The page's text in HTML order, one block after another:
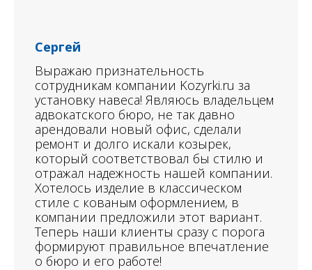
Сергей
Выражаю признательность
сотрудникам компании Kozyrki.ru за
установку навеса! Являюсь владельцем
адвокатского бюро, не так давно
арендовали новый офис, сделали
ремонт и долго искали козырек,
который соответствовал бы стилю и
отражал надежность нашей компании.
Хотелось изделие в классическом
стиле с кованым оформлением, в
компании предложили этот вариант.
Теперь наши клиенты сразу с порога
формируют правильное впечатление
о бюро и его работе!